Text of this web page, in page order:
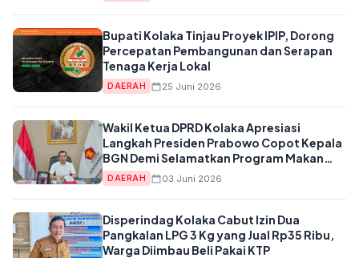
Bupati Kolaka Tinjau Proyek IPIP, Dorong
Percepatan Pembangunan dan Serapan
Tenaga Kerja Lokal
DAERAH 25 Juni 2026
Wakil Ketua DPRD Kolaka Apresiasi
Langkah Presiden Prabowo Copot Kepala
BGN Demi Selamatkan Program Makan
Bergizi Gratis
DAERAH 03 Juni 2026
Disperindag Kolaka Cabut Izin Dua
Pangkalan LPG 3 Kg yang Jual Rp35 Ribu,
Warga Diimbau Beli Pakai KTP